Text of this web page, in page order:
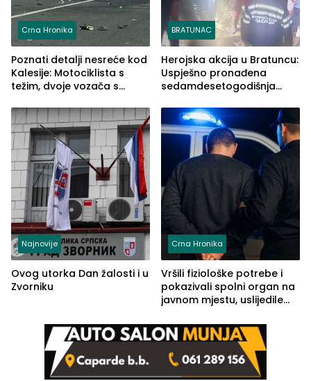
Crna Hronika
Poznati detalji nesreće kod
Kalesije: Motociklista s
težim, dvoje vozača s
BRATUNAC
Herojska akcija u Bratuncu:
Uspješno pronađena
sedamdesetogodišnja
Kravice.
Najnovije
Ovog utorka Dan žalosti i u
Zvorniku
Crna Hronika
Vršili fiziološke potrebe i
pokazivali spolni organ na
javnom mjestu, uslijedile